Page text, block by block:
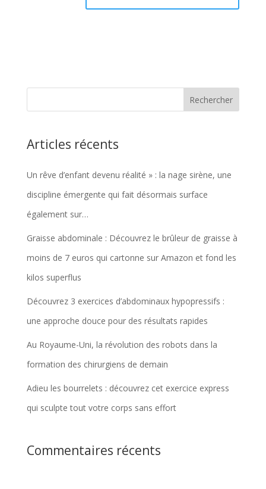
Articles récents
Un rêve d’enfant devenu réalité » : la nage sirène, une
discipline émergente qui fait désormais surface
également sur…
Graisse abdominale : Découvrez le brûleur de graisse à
moins de 7 euros qui cartonne sur Amazon et fond les
kilos superflus
Découvrez 3 exercices d’abdominaux hypopressifs :
une approche douce pour des résultats rapides
Au Royaume-Uni, la révolution des robots dans la
formation des chirurgiens de demain
Adieu les bourrelets : découvrez cet exercice express
qui sculpte tout votre corps sans effort
Commentaires récents